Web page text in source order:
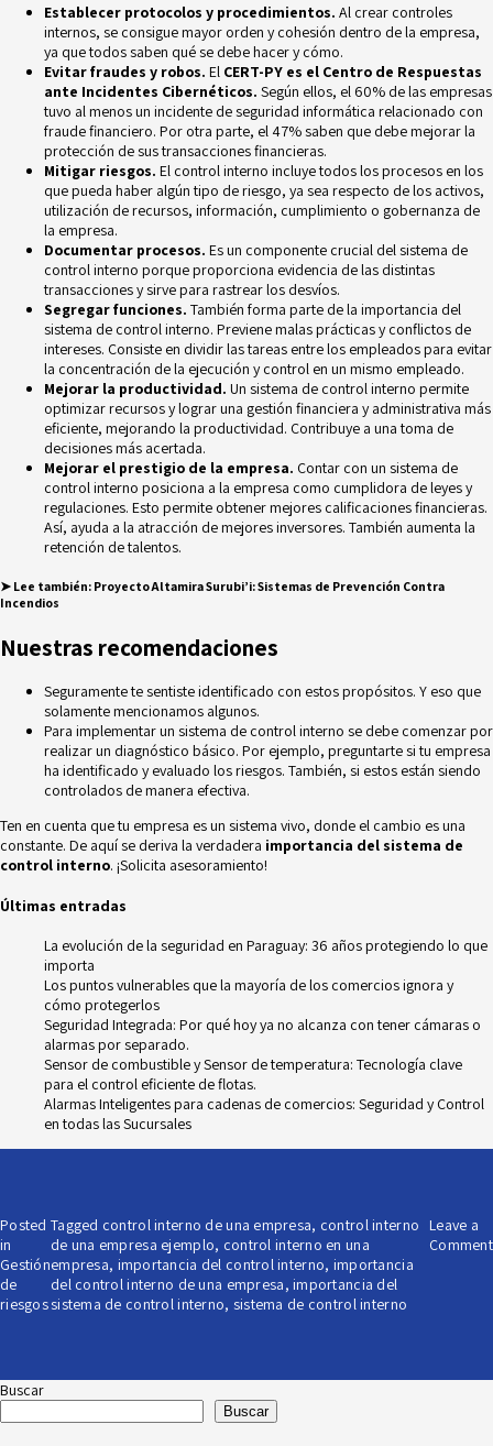
Establecer protocolos y procedimientos. Al crear controles
internos, se consigue mayor orden y cohesión dentro de la empresa,
ya que todos saben qué se debe hacer y cómo.
Evitar fraudes y robos. El CERT-PY es el Centro de Respuestas
ante Incidentes Cibernéticos. Según ellos, el 60% de las empresas
tuvo al menos un incidente de seguridad informática relacionado con
fraude financiero. Por otra parte, el 47% saben que debe mejorar la
protección de sus transacciones financieras.
Mitigar riesgos. El control interno incluye todos los procesos en los
que pueda haber algún tipo de riesgo, ya sea respecto de los activos,
utilización de recursos, información, cumplimiento o gobernanza de
la empresa.
Documentar procesos. Es un componente crucial del sistema de
control interno porque proporciona evidencia de las distintas
transacciones y sirve para rastrear los desvíos.
Segregar funciones. También forma parte de la importancia del
sistema de control interno. Previene malas prácticas y conflictos de
intereses. Consiste en dividir las tareas entre los empleados para evitar
la concentración de la ejecución y control en un mismo empleado.
Mejorar la productividad. Un sistema de control interno permite
optimizar recursos y lograr una gestión financiera y administrativa más
eficiente, mejorando la productividad. Contribuye a una toma de
decisiones más acertada.
Mejorar el prestigio de la empresa. Contar con un sistema de
control interno posiciona a la empresa como cumplidora de leyes y
regulaciones. Esto permite obtener mejores calificaciones financieras.
Así, ayuda a la atracción de mejores inversores. También aumenta la
retención de talentos.
➤ Lee también: Proyecto Altamira Surubi’i: Sistemas de Prevención Contra
Incendios
Nuestras recomendaciones
Seguramente te sentiste identificado con estos propósitos. Y eso que
solamente mencionamos algunos.
Para implementar un sistema de control interno se debe comenzar por
realizar un diagnóstico básico. Por ejemplo, preguntarte si tu empresa
ha identificado y evaluado los riesgos. También, si estos están siendo
controlados de manera efectiva.
Ten en cuenta que tu empresa es un sistema vivo, donde el cambio es una
constante. De aquí se deriva la verdadera importancia del sistema de
control interno. ¡Solicita asesoramiento!
Últimas entradas
La evolución de la seguridad en Paraguay: 36 años protegiendo lo que
importa
Los puntos vulnerables que la mayoría de los comercios ignora y
cómo protegerlos
Seguridad Integrada: Por qué hoy ya no alcanza con tener cámaras o
alarmas por separado.
Sensor de combustible y Sensor de temperatura: Tecnología clave
para el control eficiente de flotas.
Alarmas Inteligentes para cadenas de comercios: Seguridad y Control
en todas las Sucursales
Posted
in
Gestión
de
riesgos
Tagged control interno de una empresa, control interno
de una empresa ejemplo, control interno en una
empresa, importancia del control interno, importancia
del control interno de una empresa,importancia del
sistema de control interno, sistema de control interno
Leave a
Comment
Buscar
Buscar